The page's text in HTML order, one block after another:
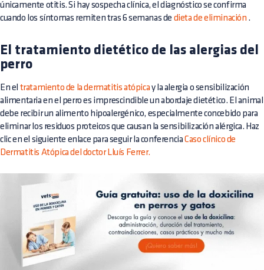
únicamente otitis. Si hay sospecha clínica, el diagnóstico se confirma
cuando los síntomas remiten tras 6 semanas de dieta de eliminación .
El tratamiento dietético de las alergias del
perro
En el tratamiento de la dermatitis atópica y la alergia o sensibilización
alimentaria en el perro es imprescindible un abordaje dietético. El animal
debe recibir un alimento hipoalergénico, especialmente concebido para
eliminar los residuos proteicos que causan la sensibilización alérgica. Haz
clic en el siguiente enlace para seguir la conferenciaCaso clínico de
Dermatitis Atópica del doctor Lluís Ferrer.